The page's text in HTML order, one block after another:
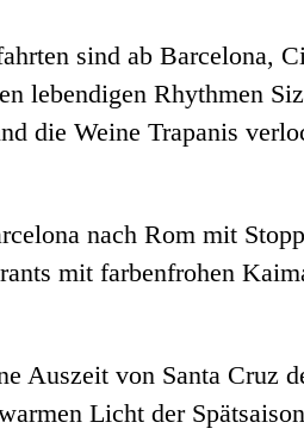
sind ab Barcelona,
lebendigen Rhythmen
die Weine Trapanis
nach Rom mit
mit farbenfrohen
Auszeit von Santa Cruz
Licht der